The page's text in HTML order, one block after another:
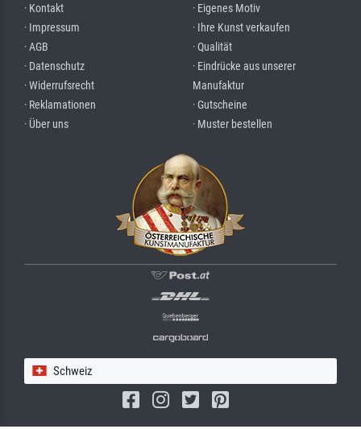
· Kontakt
· Impressum
· AGB
· Datenschutz
· Widerrufsrecht
· Reklamationen
· Über uns
· Eigenes Motiv
· Ihre Kunst verkaufen
· Qualität
· Eindrücke aus unserer
Manufaktur
· Gutscheine
· Muster bestellen
Schweiz